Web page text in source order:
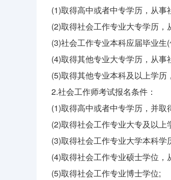
(1)取得高中或者中专学历，从事
(2)取得社会工作专业大专学历，
(3)社会工作专业本科应届毕业
(4)取得其他专业大专学历，从事
(5)取得其他专业本科及以上学历
2.社会工作师考试报名条件：
(1)取得高中或者中专学历，并
(2)取得社会工作专业大专及以
(3)取得社会工作专业大学本科学
(4)取得社会工作专业硕士学位，
(5)取得社会工作专业博士学位;